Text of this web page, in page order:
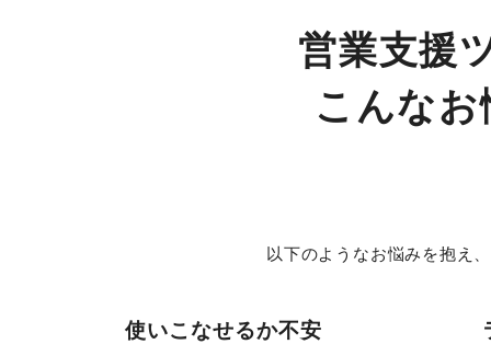
営業支援
こんな
以下のようなお悩みを抱え
使いこなせるか不安